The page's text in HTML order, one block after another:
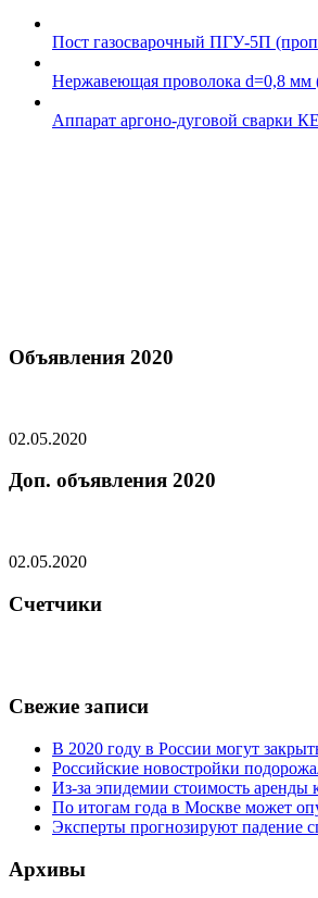
Пост газосварочный ПГУ-5П
Нержавеющая проволока d=0,8
Аппарат аргоно-дуговой сварки
Объявления 2020
02.05.2020
Доп. объявления 2020
02.05.2020
Счетчики
Свежие записи
В 2020 году в России могут
Российские новостройки
Из-за эпидемии стоимость аренды
По итогам года в Москве может
Эксперты прогнозируют падение
Архивы